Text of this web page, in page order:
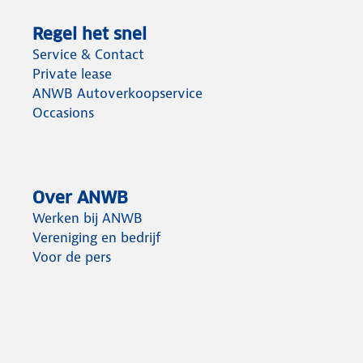
Regel het snel
Service & Contact
Private lease
ANWB Autoverkoopservice
Occasions
Over ANWB
Werken bij ANWB
Vereniging en bedrijf
Voor de pers